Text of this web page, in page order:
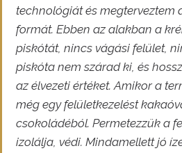
technológiát és megterveztem
formát. Ebben az alakban a
piskótát, nincs vágási felület,
piskóta nem szárad ki, és
az élvezeti értéket. Amikor a
még egy felületkezelést
csokoládéból. Permetezzük a
izolálja, védi. Mindamellett jó